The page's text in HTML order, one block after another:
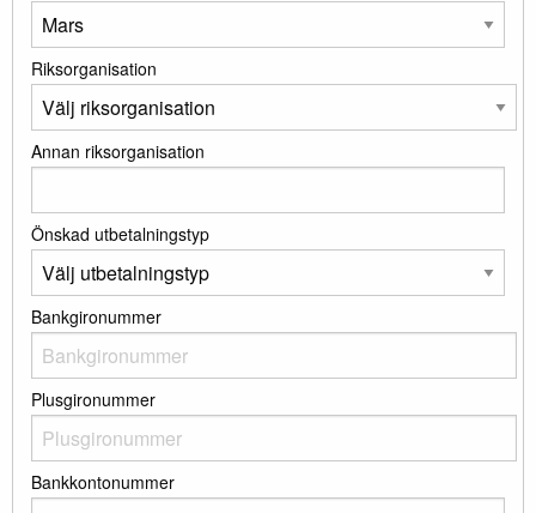
Riksorganisation
Annan riksorganisation
Önskad utbetalningstyp
Bankgironummer
Plusgironummer
Bankkontonummer